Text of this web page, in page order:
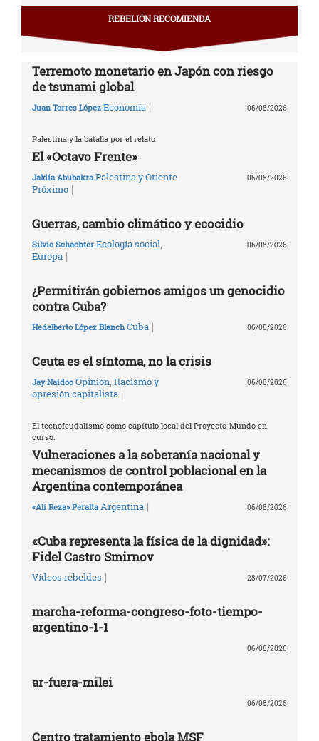
REBELIÓN RECOMIENDA
Terremoto monetario en Japón con riesgo
de tsunami global
Juan Torres López Economía | 06/08/2026
Palestina y la batalla por el relato
El «Octavo Frente»
Jaldía Abubakra Palestina y Oriente
Próximo |
06/08/2026
Guerras, cambio climático y ecocidio
Silvio Schachter Ecología social,
Europa |
06/08/2026
¿Permitirán gobiernos amigos un genocidio
contra Cuba?
Hedelberto López Blanch Cuba | 06/08/2026
Ceuta es el síntoma, no la crisis
Jay Naidoo Opinión, Racismo y
opresión capitalista |
06/08/2026
El tecnofeudalismo como capítulo local del Proyecto-Mundo en
curso.
Vulneraciones a la soberanía nacional y
mecanismos de control poblacional en la
Argentina contemporánea
«Ali Reza» Peralta Argentina | 06/08/2026
«Cuba representa la física de la dignidad»:
Fidel Castro Smirnov
Vídeos rebeldes | 28/07/2026
marcha-reforma-congreso-foto-tiempo-
argentino-1-1
06/08/2026
ar-fuera-milei
06/08/2026
Centro tratamiento ebola MSF